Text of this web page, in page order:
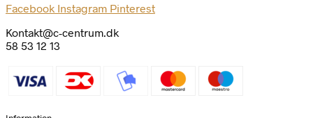
Facebook Instagram Pinterest
Kontakt@c-centrum.dk
58 53 12 13